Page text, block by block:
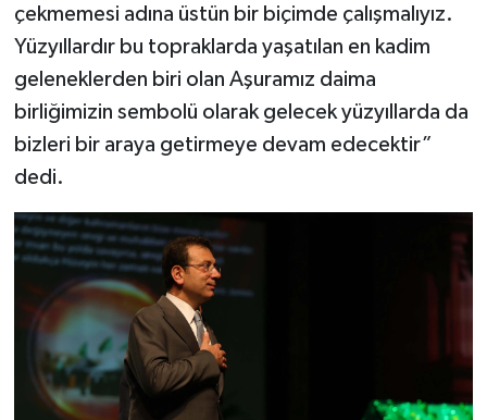
çekmemesi adına üstün bir biçimde çalışmalıyız.
Yüzyıllardır bu topraklarda yaşatılan en kadim
geleneklerden biri olan Aşuramız daima
birliğimizin sembolü olarak gelecek yüzyıllarda da
bizleri bir araya getirmeye devam edecektir”
dedi.